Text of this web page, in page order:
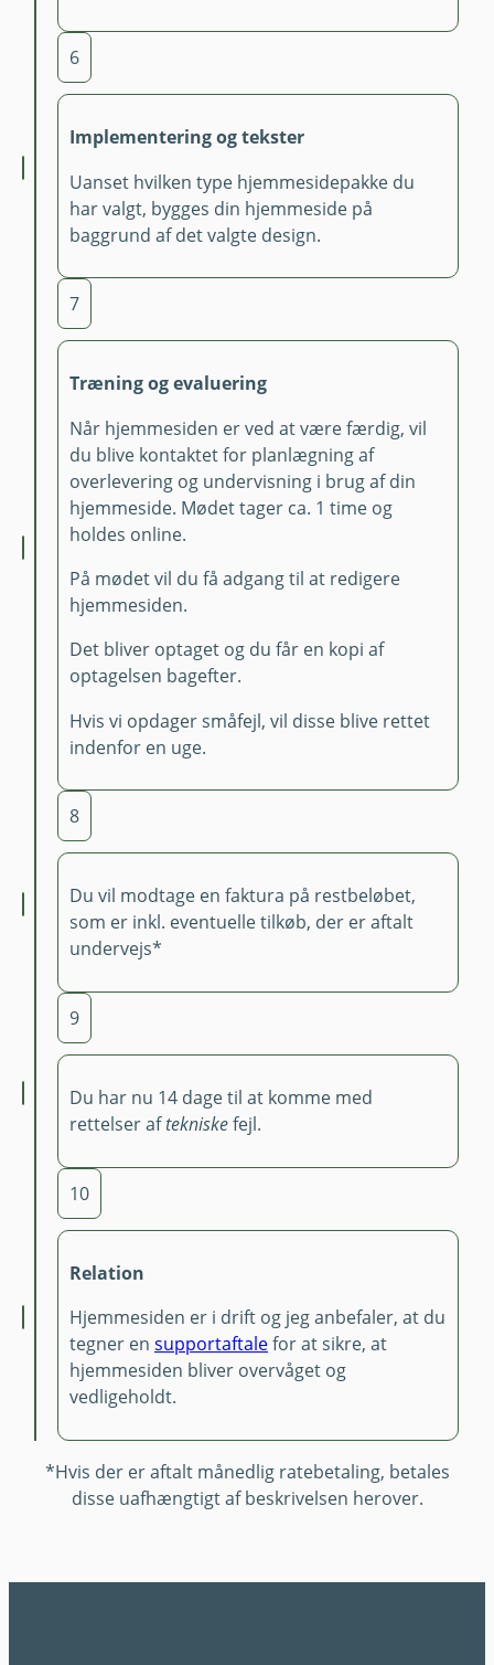
Implementering og tekster
Uanset hvilken type hjemmesidepakke du
har valgt, bygges din hjemmeside på
baggrund af det valgte design.
6
Træning og evaluering
Når hjemmesiden er ved at være færdig, vil
du blive kontaktet for planlægning af
overlevering og undervisning i brug af din
hjemmeside. Mødet tager ca. 1 time og
holdes online.
På mødet vil du få adgang til at redigere
hjemmesiden.
Det bliver optaget og du får en kopi af
optagelsen bagefter.
Hvis vi opdager småfejl, vil disse blive rettet
indenfor en uge.
7
Du vil modtage en faktura på restbeløbet,
som er inkl. eventuelle tilkøb, der er aftalt
undervejs*
8
Du har nu 14 dage til at komme med
rettelser aftekniskefejl.
9
Relation
Hjemmesiden er i drift og jeg anbefaler, at du
tegner en supportaftalefor at sikre, at
hjemmesiden bliver overvåget og
vedligeholdt.
10
*Hvis der er aftalt månedlig ratebetaling, betales
disse uafhængtigt af beskrivelsen herover.